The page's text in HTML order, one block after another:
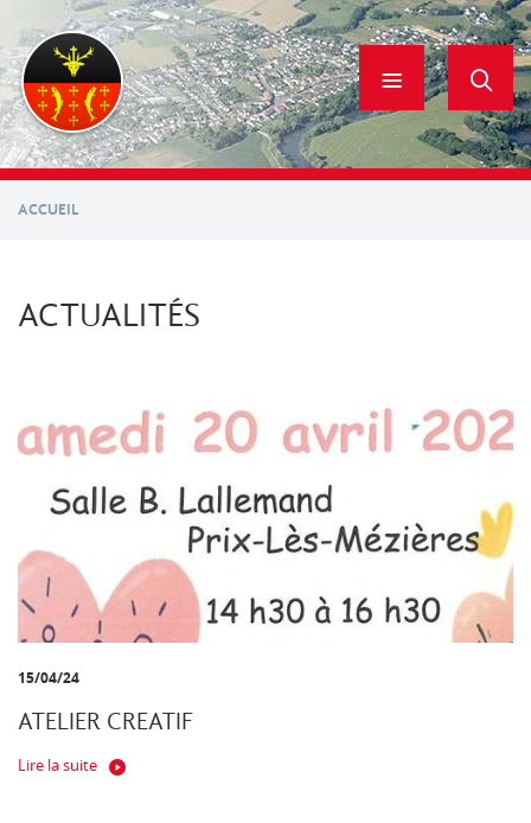
contenu
principal
ACCUEIL
ACTUALITÉS
15/04/24
ATELIER CREATIF
Lire la suite